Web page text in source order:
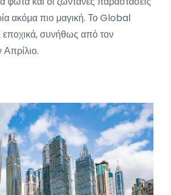
ακόμα πιο μαγική. Το Global
εποχικά, συνήθως από τον